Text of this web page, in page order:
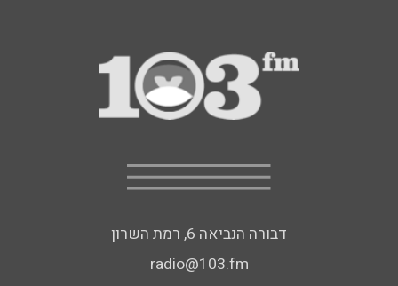
דבורה הנביאה 6, רמת השרון
radio@103.fm